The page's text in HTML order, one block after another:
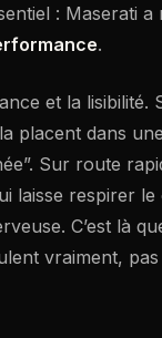
: Maserati
.
et la
placent dans
Sur route
laisse respirer
C’est là
vraiment,